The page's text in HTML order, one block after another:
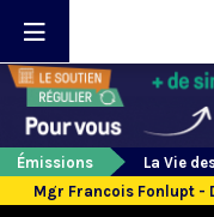
Émissions
La Vie
Mgr Francois Fonlupt -